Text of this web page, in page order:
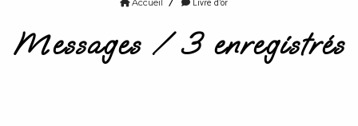
Accueil Livre d'or
Messages / 3 enregistrés